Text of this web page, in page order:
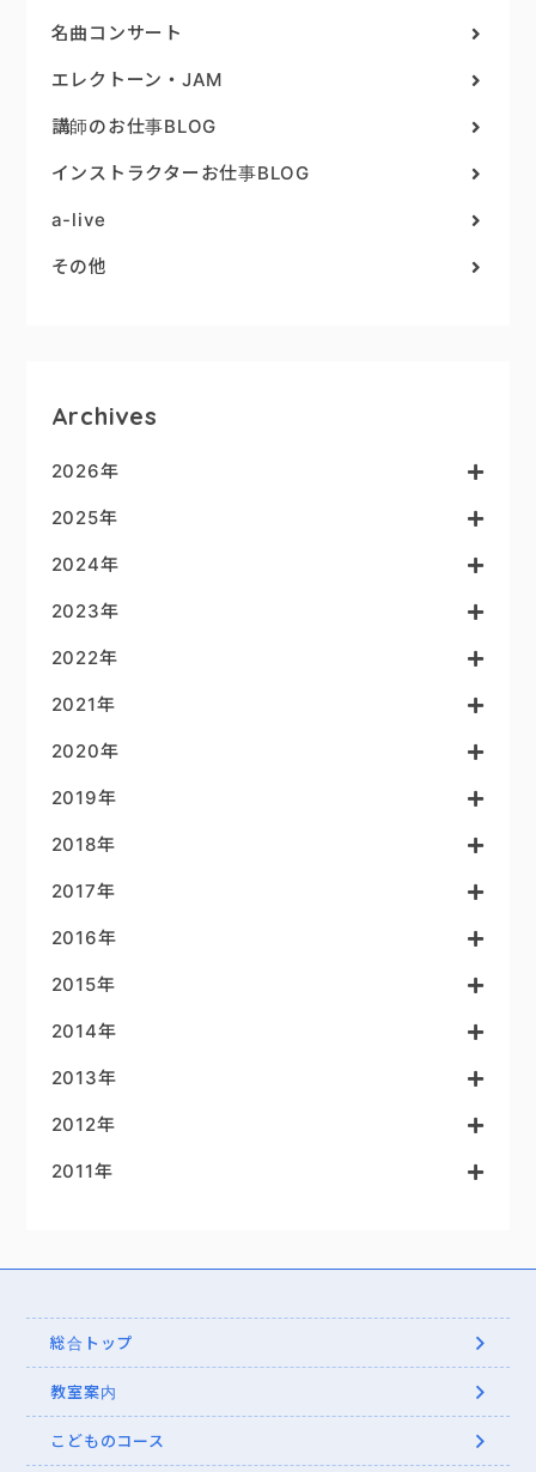
名曲コンサート
エレクトーン・JAM
講師のお仕事BLOG
インストラクターお仕事BLOG
a-live
その他
Archives
2026年
2025年
2024年
2023年
2022年
2021年
2020年
2019年
2018年
2017年
2016年
2015年
2014年
2013年
2012年
2011年
総合トップ
教室案内
こどものコース